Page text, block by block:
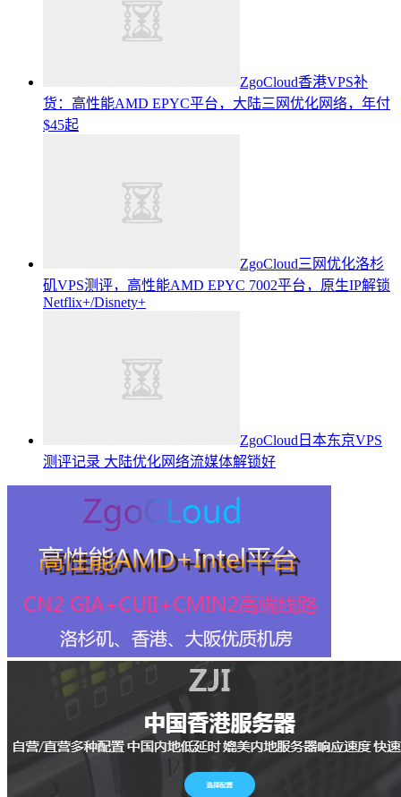
ZgoCloud香港VPS补
货：高性能AMD EPYC平台，大陆三网优化网络，年付
$45起
ZgoCloud三网优化洛杉
矶VPS测评，高性能AMD EPYC 7002平台，原生IP解锁
Netflix+/Disnety+
ZgoCloud日本东京VPS
测评记录 大陆优化网络流媒体解锁好